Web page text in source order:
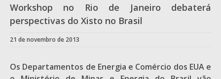
Workshop no Rio de Janeiro debaterá
perspectivas do Xisto no Brasil
21 de novembro de 2013
Os Departamentos de Energia e Comércio dos EUA e